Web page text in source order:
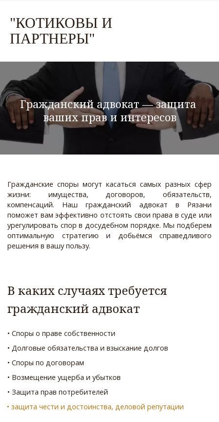
"КОТИКОВЫ И
ПАРТНЕРЫ"
Гражданский адвокат — защита
ваших прав и интересов
Гражданские споры могут касаться самых разных сфер
жизни: имущества, договоров, обязательств,
компенсаций. Наш гражданский адвокат в Рязани
поможет вам эффективно отстоять свои права в суде или
урегулировать спор в досудебном порядке. Мы подберем
оптимальную стратегию и добьёмся справедливого
решения в вашу пользу.
В каких случаях требуется
гражданский адвокат
• Споры о праве собственности
• Долговые обязательства и взыскание долгов
• Споры по договорам
• Возмещение ущерба и убытков
• Защита прав потребителей
• защита чести и достоинства, деловой репутации